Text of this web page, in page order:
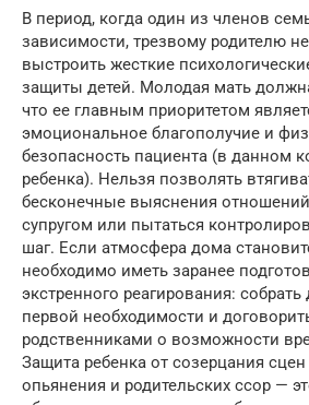
В период, когда один из членов
зависимости, трезвому родителю
выстроить жесткие
защиты детей. Молодая мать
что ее главным приоритетом
эмоциональное благополучие и
безопасность пациента (в данном
ребенка). Нельзя позволять
бесконечные выяснения
супругом или пытаться
шаг. Если атмосфера дома
необходимо иметь заранее
экстренного реагирования:
первой необходимости и
родственниками о возможности
Защита ребенка от созерцания
опьянения и родительских ссор —